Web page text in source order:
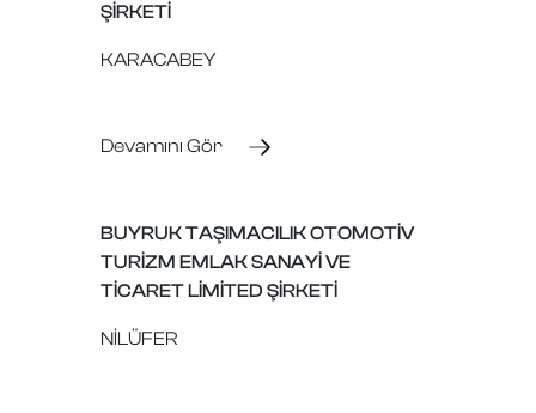
ŞİRKETİ
KARACABEY
Devamını Gör
BUYRUK TAŞIMACILIK OTOMOTİV
TURİZM EMLAK SANAYİ VE
TİCARET LİMİTED ŞİRKETİ
NİLÜFER